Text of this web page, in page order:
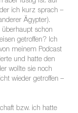
ich kurz sprach –
Ägypter).
überhaupt schon
getroffen? Ich
meinem Podcast
und hatte den
wollte sie noch
wieder getroffen –
bzw. ich hatte